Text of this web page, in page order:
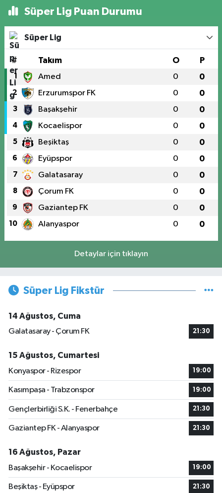
Süper Lig Puan Durumu
Süper Lig
# Takım O P
1 Amed 0 0
2 Erzurumspor FK 0 0
3 Başakşehir 0 0
4 Kocaelispor 0 0
5 Beşiktaş 0 0
6 Eyüpspor 0 0
7 Galatasaray 0 0
8 Çorum FK 0 0
9 Gaziantep FK 0 0
10 Alanyaspor 0 0
Detaylar için tıklayın
Süper Lig Fikstür
14 Ağustos, Cuma
Galatasaray - Çorum FK
21:30
15 Ağustos, Cumartesi
Konyaspor - Rizespor
19:00
Kasımpaşa - Trabzonspor 19:00
Gençlerbirliği S.K. - Fenerbahçe 21:30
Gaziantep FK - Alanyaspor 21:30
16 Ağustos, Pazar
Başakşehir - Kocaelispor
19:00
Beşiktaş - Eyüpspor 21:30